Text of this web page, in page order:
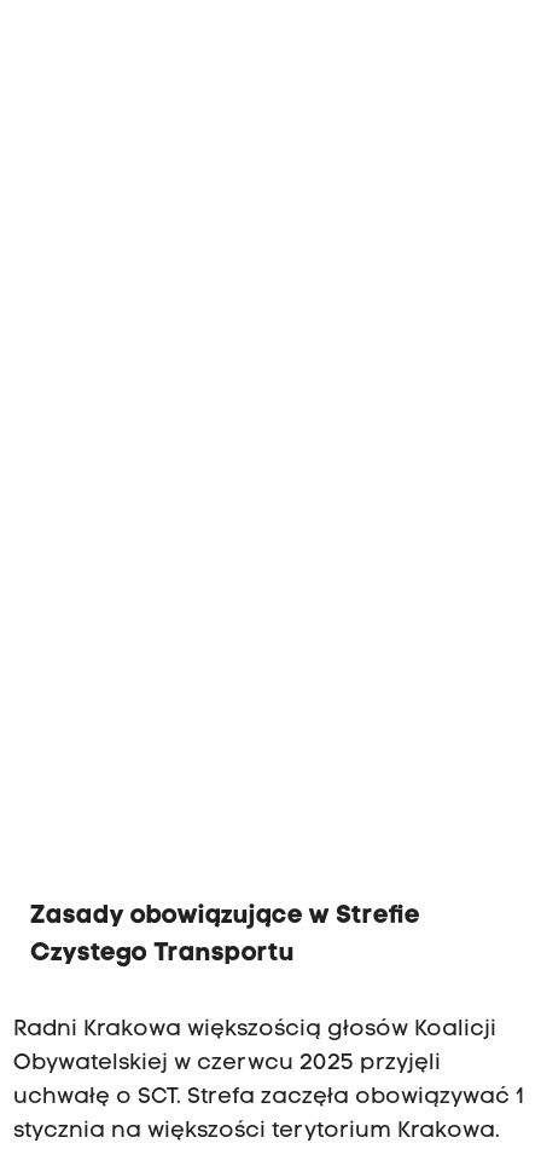
Zasady obowiązujące w Strefie
Czystego Transportu
Radni Krakowa większością głosów Koalicji
Obywatelskiej w czerwcu 2025 przyjęli
uchwałę o SCT. Strefa zaczęła obowiązywać 1
stycznia na większości terytorium Krakowa.